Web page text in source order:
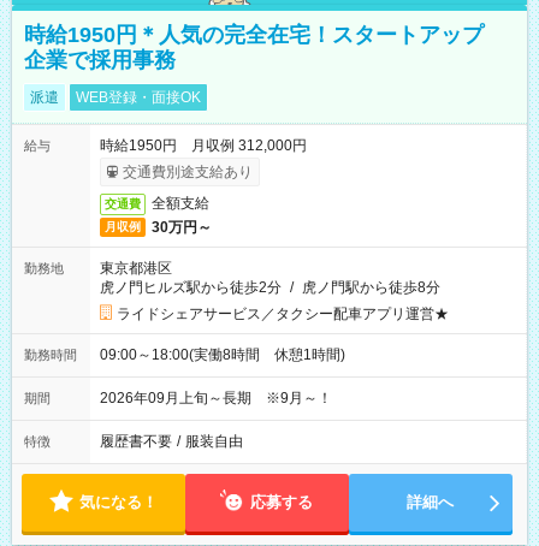
時給1950円＊人気の完全在宅！スタートアップ
企業で採用事務
派遣 WEB登録・面接OK
給与
時給1950円 月収例 312,000円
交通費別途支給あり
交通費 全額支給
月収例 30万円～
勤務地
東京都港区
虎ノ門ヒルズ駅から徒歩2分 / 虎ノ門駅から徒歩8分
ライドシェアサービス／タクシー配車アプリ運営★
勤務時間 09:00～18:00(実働8時間 休憩1時間)
期間 2026年09月上旬～長期 ※9月～！
特徴 履歴書不要 / 服装自由
気になる！ 応募する 詳細へ